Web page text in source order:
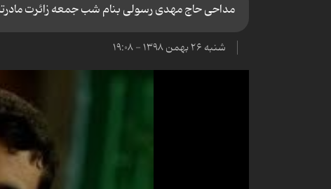
مداحی حاج مهدی رسولی بنام شب جمعه زائرت
شنبه ۲۶ بهمن ۱۳۹۸ - ۱۹:۰۸